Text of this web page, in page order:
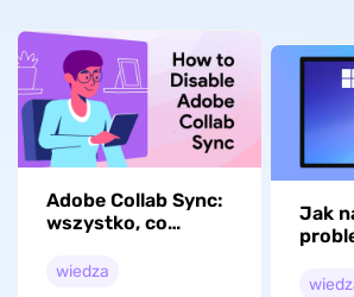
Adobe Collab Sync:
wszystko, co
wiedza
Jak
PDF